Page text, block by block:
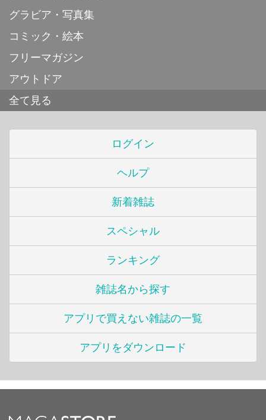
グラビア・写真集
コミック・絵本
フリーマガジン
アウトドア
全て見る
ログイン
ヘルプ
新着雑誌
スペシャル
ランキング
雑誌名から探す
アプリで買えない雑誌の一覧
アプリをダウンロード